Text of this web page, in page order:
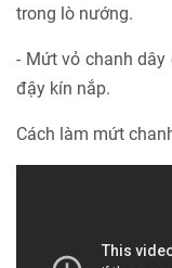
trong lò nướng.
- Mứt vỏ chanh
đậy kín nắp.
Cách làm mứt